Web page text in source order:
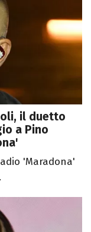
il duetto
a Pino
'Maradona'